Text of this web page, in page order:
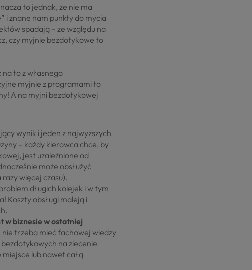
to jednak, że nie ma
i znane nam punkty do mycia
spadają – ze względu na
czy myjnie bezdotykowe to
to z własnego
myjnie z programami to
A na myjni bezdotykowej
wynik i jeden z najwyższych
– każdy kierowca chce, by
jest uzależnione od
może obsłużyć
więcej czasu).
długich kolejek i w tym
Koszty obsługi maleją i
w biznesie w ostatniej
trzeba mieć fachowej wiedzy
na zlecenie
lub nawet całą